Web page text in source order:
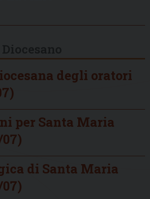
degli oratori
per Santa Maria
di Santa Maria